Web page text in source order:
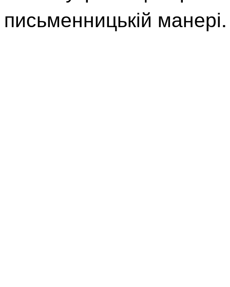
письменницькій манері.